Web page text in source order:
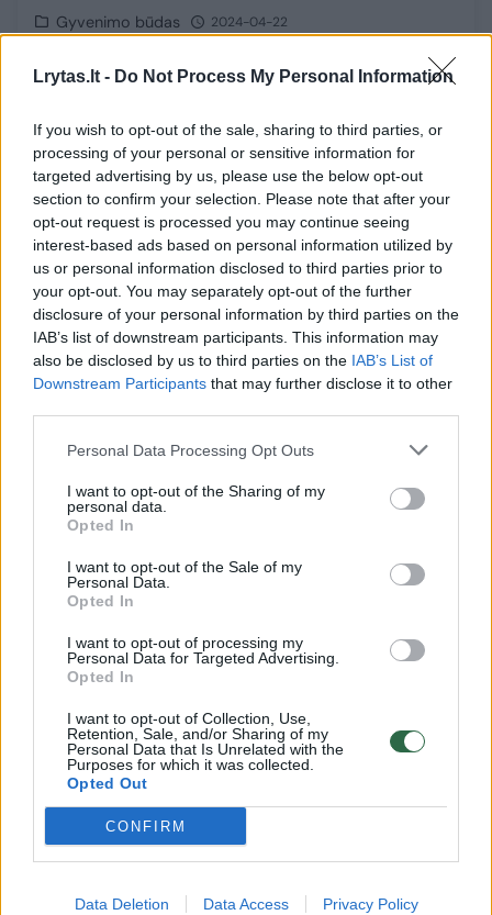
Lrytas.lt - Do Not Process My Personal Information
If you wish to opt-out of the sale, sharing to third parties, or
processing of your personal or sensitive information for
targeted advertising by us, please use the below opt-out
section to confirm your selection. Please note that after your
opt-out request is processed you may continue seeing
interest-based ads based on personal information utilized by
us or personal information disclosed to third parties prior to
your opt-out. You may separately opt-out of the further
disclosure of your personal information by third parties on the
IAB’s list of downstream participants. This information may
also be disclosed by us to third parties on the IAB’s List of
Downstream Participants that may further disclose it to other
Personal Data Processing Opt Outs
I want to opt-out of the Sharing of my
personal data.
Opted In
I want to opt-out of the Sale of my
Personal Data.
Opted In
I want to opt-out of processing my
Personal Data for Targeted Advertising.
Opted In
I want to opt-out of Collection, Use,
Retention, Sale, and/or Sharing of my
Personal Data that Is Unrelated with the
Purposes for which it was collected.
Opted Out
CONFIRM
Data Deletion Data Access Privacy Policy
Gyvenimo būdas 2024-04-22
8
Iš bėgimo takelio, į direktorės pareigas:
bėgikė Eglė Balčiūnaitė dabar rūpinasi vaikų
rytojumi
Sportas
pusmaratonį Kaune: anksčiau bėgimas